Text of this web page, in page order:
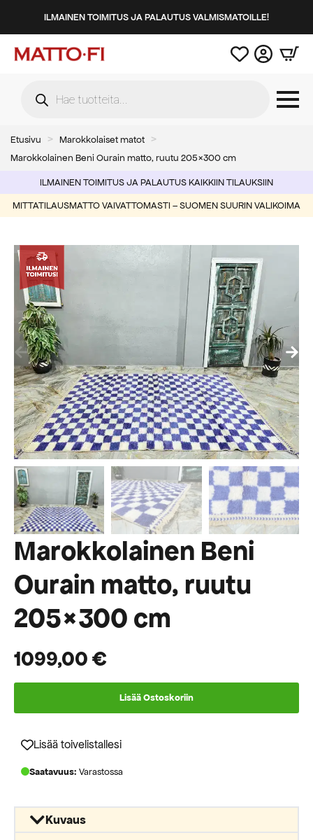
ILMAINEN TOIMITUS JA PALAUTUS VALMISMATOILLE!
search
Etusivu
Marokkolaiset matot
Marokkolainen Beni Ourain matto, ruutu 205×300 cm
ILMAINEN TOIMITUS JA PALAUTUS KAIKKIIN TILAUKSIIN
MITTATILAUSMATTO VAIVATTOMASTI – SUOMEN SUURIN VALIKOIMA
Marokkolainen Beni
Ourain matto, ruutu
205×300 cm
1099,00€
Lisää Ostoskoriin
Lisää toivelistallesi
Saatavuus: Varastossa
Kuvaus